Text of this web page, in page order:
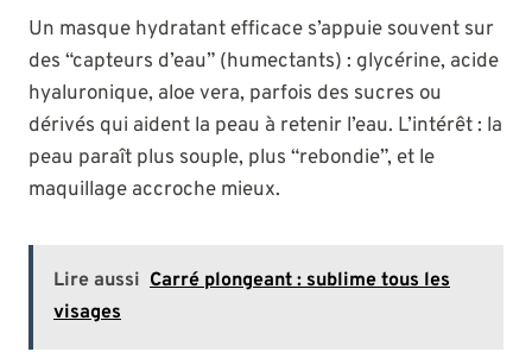
Un masque hydratant efficace s’appuie souvent sur
des “capteurs d’eau” (humectants) : glycérine, acide
hyaluronique, aloe vera, parfois des sucres ou
dérivés qui aident la peau à retenir l’eau. L’intérêt : la
peau paraît plus souple, plus “rebondie”, et le
maquillage accroche mieux.
Lire aussi Carré plongeant : sublime tous les
visages